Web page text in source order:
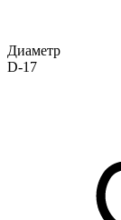
Диаметр
D-17